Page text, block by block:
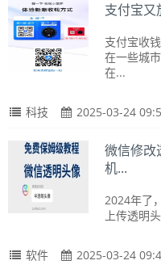
支付宝又
支付宝收
在一些城
在...
科技 2025-03-24
微信修改
机...
2024年了
上传透明
软件 2025-03-24